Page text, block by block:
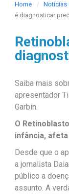
Home Notícias
é diagnosticar
Saiba mais
apresentador
Garbin.
O
infância,
Desde que o
a jornalista
público a
assunto. A